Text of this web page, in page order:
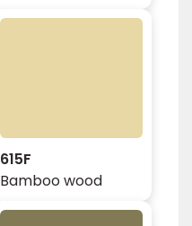
615F
Bamboo wood